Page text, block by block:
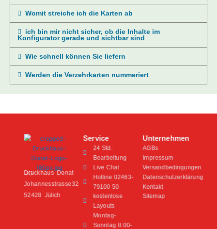
Womit streiche ich die Karten ab
ich bin mir nicht sicher, ob die Inhalte im
Konfigurator gerade und sichtbar sind
Wie schnell können Sie liefern
Werden die Verzehrkarten nummeriert
Service
24 Std.
Bearbeitung
Live Chat
Hotline 02463-
79100 50
kostenlose
Layouts
Montag-
Sonntag 8:00-
Unternehmen
AGBs
Impressum
Versandbedingungen
Datenschutzerklärung
Kontakt
Sitemap
Druckhaus Donat UG
Johannesstrasse32
52428 Jülich